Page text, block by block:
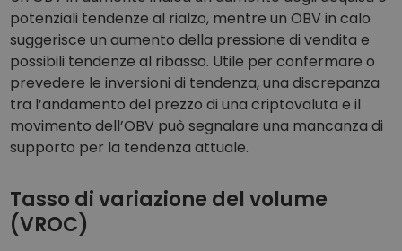
potenziali tendenze al rialzo, mentre un OBV in calo
suggerisce un aumento della pressione di vendita e
possibili tendenze al ribasso. Utile per confermare o
prevedere le inversioni di tendenza, una discrepanza
tra l’andamento del prezzo di una criptovaluta e il
movimento dell’OBV può segnalare una mancanza di
supporto per la tendenza attuale.
Tasso di variazione del volume
(VROC)